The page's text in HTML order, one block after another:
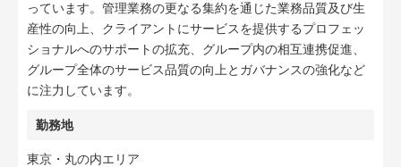
っています。管理業務の更なる集約を通じた業務品質及び生
産性の向上、クライアントにサービスを提供するプロフェッ
ショナルへのサポートの拡充、グループ内の相互連携促進、
グループ全体のサービス品質の向上とガバナンスの強化など
に注力しています。
勤務地
東京・丸の内エリア